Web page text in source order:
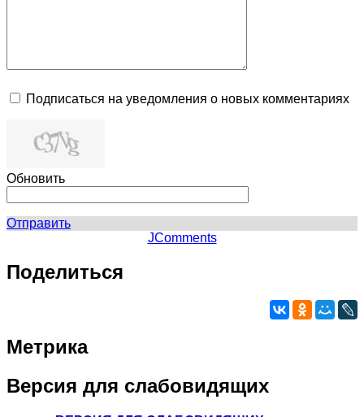
Подписаться на уведомления о новых комментариях
Обновить
Отправить
JComments
Поделиться
Метрика
Версия для слабовидящих